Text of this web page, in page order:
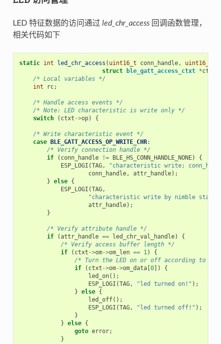
LED 特征数据的访问通过 led_chr_access回调函数管理，
相关代码如下
static int led_chr_access ( uint16_t conn_handle, uint16_t
struct
ble_gatt_access_ctxt *ctxt
/* Local variables */
int
rc;
/* Handle access events */
/* Note: LED characteristic is write only */
switch
( ctxt ->op) {
/* Write characteristic event */
case BLE_GATT_ACCESS_OP_WRITE_CHR:
/* Verify connection handle */
if
( conn_handle != BLE_HS_CONN_HANDLE_NONE)
{
ESP_LOGI (TAG,
"characteristic write;
conn_handle, attr_handle);
} else {
ESP_LOGI (TAG,
"characteristic write by nimble stack;
attr_handle);
}
/* Verify attribute handle */
if
(attr_handle == led_chr_val_handle)
{
/* Verify access buffer length */
if
( ctxt ->om->om_len == 1)
{
/* Turn the LED on or off according to
if
( ctxt ->om->om_data[0])
{
led_on();
ESP_LOGI (TAG, "led turned on!" );
} else {
led_off();
ESP_LOGI (TAG, "led turned off!" );
}
} else {
goto error;
}